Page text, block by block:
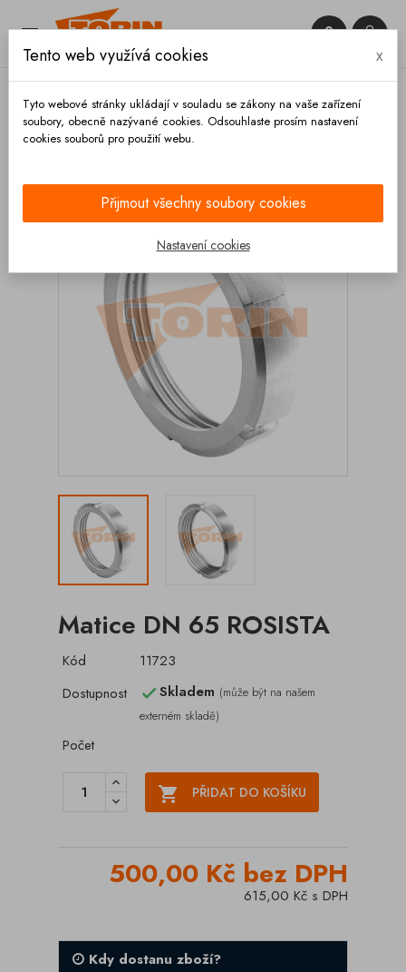
 

Matice DN 65 ROSISTA
Kód
11723
Dostupnost
Skladem (může být na našem
externém skladě)
Počet
 PŘIDAT DO KOŠÍKU
500,00 Kč bez DPH
615,00 Kč s DPH
Kdy dostanu zboží?
Tento web využívá cookies x
Tyto webové stránky ukládají v souladu se zákony na vaše zařízení
soubory, obecně nazývané cookies. Odsouhlaste prosím nastavení
cookies souborů pro použití webu.
Přijmout všechny soubory cookies
Nastavení cookies